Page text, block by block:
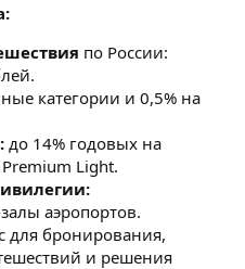
по России:
категории и 0,5% на
до 14% годовых на
Light.
аэропортов.
для бронирования,
и решения